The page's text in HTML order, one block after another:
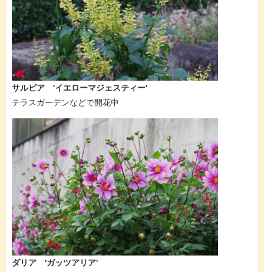
サルビア 'イエローマジェスティー'
テラスガーデンなどで開花中
ダリア 'ガッツアリア'